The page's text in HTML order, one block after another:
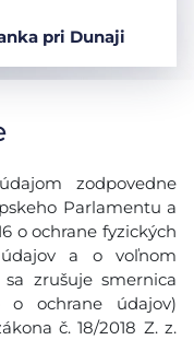
pri Dunaji
zodpovedne
Parlamentu a
o ochrane fyzických
a o voľnom
zrušuje smernica
o ochrane údajov)
č. 18/2018 Z. z.